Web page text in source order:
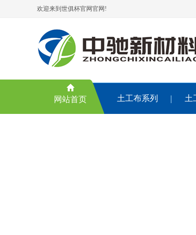
欢迎来到世俱杯官网官网!
网站首页 土工布系列 土